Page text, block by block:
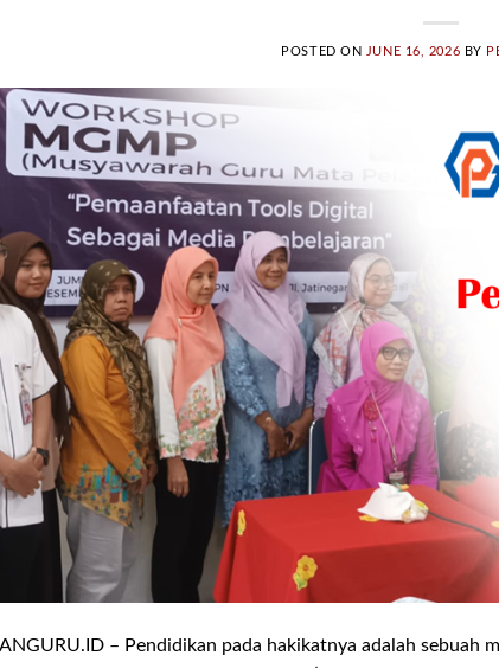
POSTED ON JUNE 16, 2026 BY
– Pendidikan pada hakikatnya adalah sebuah